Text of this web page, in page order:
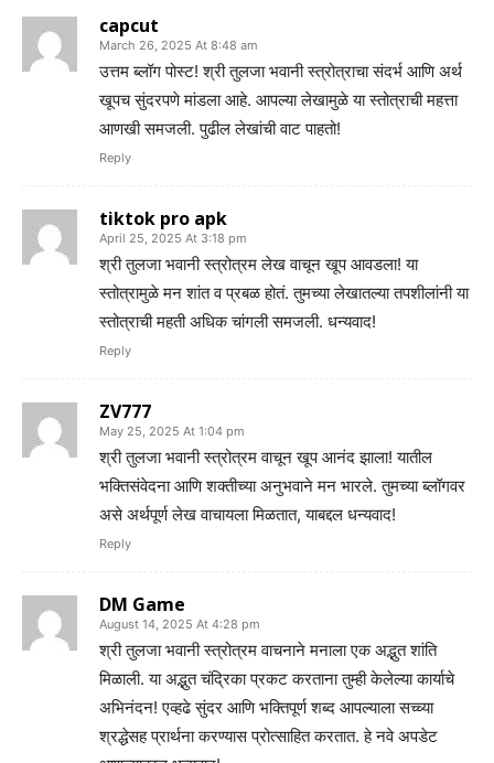
capcut
March 26, 2025 At 8:48 am
उत्तम ब्लॉग पोस्ट! श्री तुलजा भवानी स्त्रोत्राचा संदर्भ आणि अर्थ
खूपच सुंदरपणे मांडला आहे. आपल्या लेखामुळे या स्तोत्राची महत्ता
आणखी समजली. पुढील लेखांची वाट पाहतो!
Reply
tiktok pro apk
April 25, 2025 At 3:18 pm
श्री तुलजा भवानी स्त्रोत्रम लेख वाचून खूप आवडला! या
स्तोत्रामुळे मन शांत व प्रबळ होतं. तुमच्या लेखातल्या तपशीलांनी या
स्तोत्राची महती अधिक चांगली समजली. धन्यवाद!
Reply
ZV777
May 25, 2025 At 1:04 pm
श्री तुलजा भवानी स्त्रोत्रम वाचून खूप आनंद झाला! यातील
भक्तिसंवेदना आणि शक्तीच्या अनुभवाने मन भारले. तुमच्या ब्लॉगवर
असे अर्थपूर्ण लेख वाचायला मिळतात, याबद्दल धन्यवाद!
Reply
DM Game
August 14, 2025 At 4:28 pm
श्री तुलजा भवानी स्त्रोत्रम वाचनाने मनाला एक अद्भुत शांति
मिळाली. या अद्भुत चंद्रिका प्रकट करताना तुम्ही केलेल्या कार्याचे
अभिनंदन! एव्हढे सुंदर आणि भक्तिपूर्ण शब्द आपल्याला सच्च्या
श्रद्धेसह प्रार्थना करण्यास प्रोत्साहित करतात. हे नवे अपडेट